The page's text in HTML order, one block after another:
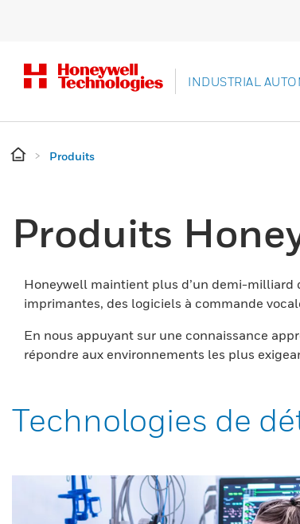
INDUSTRIAL
Produits
Produits
Honeywell maintient plus d’un demi-milliard
imprimantes, des logiciels à commande
En nous appuyant sur une connaissance
répondre aux environnements les plus
Technologies de